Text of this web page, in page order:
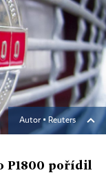
Autor ▪ Reuters
P1800 pořídil